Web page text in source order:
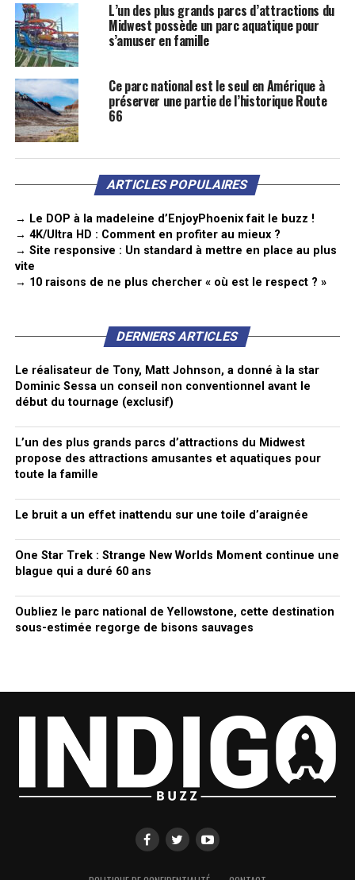
L’un des plus grands parcs d’attractions du
Midwest possède un parc aquatique pour
s’amuser en famille
Ce parc national est le seul en Amérique à
préserver une partie de l’historique Route
66
ARTICLES POPULAIRES
→ Le DOP à la madeleine d’EnjoyPhoenix fait le buzz !
→ 4K/Ultra HD : Comment en profiter au mieux ?
→ Site responsive : Un standard à mettre en place au plus
vite
→ 10 raisons de ne plus chercher « où est le respect ? »
DERNIERS ARTICLES
Le réalisateur de Tony, Matt Johnson, a donné à la star
Dominic Sessa un conseil non conventionnel avant le
début du tournage (exclusif)
L’un des plus grands parcs d’attractions du Midwest
propose des attractions amusantes et aquatiques pour
toute la famille
Le bruit a un effet inattendu sur une toile d’araignée
One Star Trek : Strange New Worlds Moment continue une
blague qui a duré 60 ans
Oubliez le parc national de Yellowstone, cette destination
sous-estimée regorge de bisons sauvages